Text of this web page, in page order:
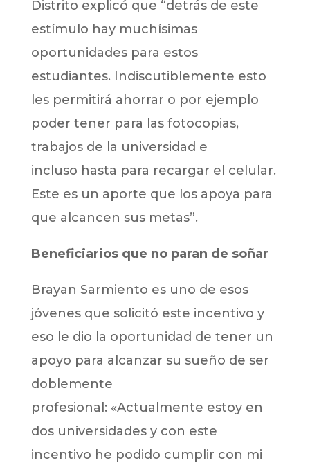
Distrito explicó que “detrás de este
estímulo hay muchísimas
oportunidades para estos
estudiantes. Indiscutiblemente esto
les permitirá ahorrar o por ejemplo
poder tener para las fotocopias,
trabajos de la universidad e
incluso hasta para recargar el celular.
Este es un aporte que los apoya para
que alcancen sus metas”.
Beneficiarios que no paran de soñar
Brayan Sarmiento es uno de esos
jóvenes que solicitó este incentivo y
eso le dio la oportunidad de tener un
apoyo para alcanzar su sueño de ser
doblemente
profesional: «Actualmente estoy en
dos universidades y con este
incentivo he podido cumplir con mi